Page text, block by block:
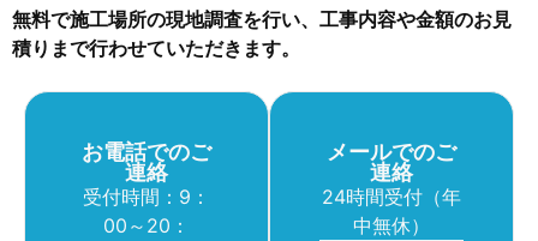
無料で施工場所の現地調査を行い、工事内容や金額のお見
積りまで行わせていただきます。
お電話でのご
連絡
受付時間：9：
00～20：
メールでのご
連絡
24時間受付（年
中無休）